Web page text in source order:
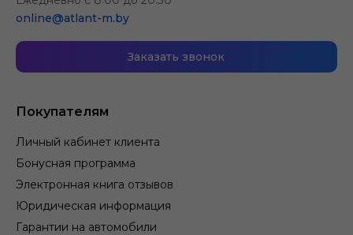
Покупателям
Личный кабинет клиента
Бонусная программа
Электронная книга отзывов
Юридическая информация
Гарантии на автомобили
online@atlant-m.by
Заказать звонок